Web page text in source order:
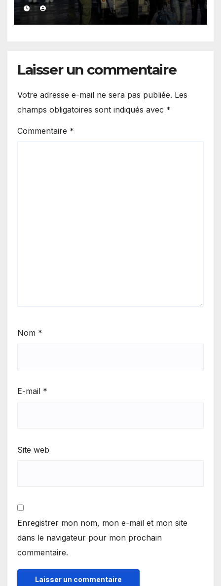
les responsabilités de Rabat
et de Madrid
Laisser un commentaire
Votre adresse e-mail ne sera pas publiée. Les
champs obligatoires sont indiqués avec *
Commentaire *
Nom *
E-mail *
Site web
Enregistrer mon nom, mon e-mail et mon site
dans le navigateur pour mon prochain
commentaire.